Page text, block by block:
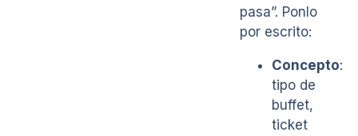
pasa”. Ponlo
por escrito:
Concepto:
tipo de
buffet,
ticket